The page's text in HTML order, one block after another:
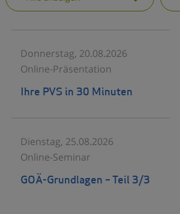
Donnerstag, 20.08.2026
Online-Präsentation
Ihre PVS in 30 Minuten
Dienstag, 25.08.2026
Online-Seminar
GOÄ-Grundlagen – Teil 3/3